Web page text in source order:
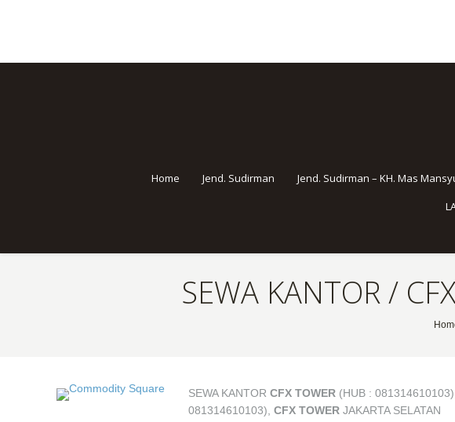
Home Jend. Sudirman Jend. Sudirman – KH. Mas
SEWA KANTOR /
SEWA KANTOR CFX TOWER (HUB : 081314610103),
081314610103), CFX TOWER JAKARTA SELATAN